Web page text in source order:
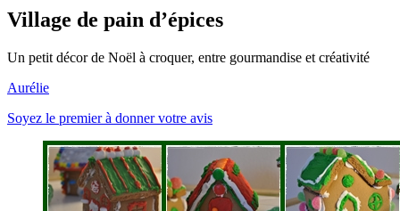
Village de pain d’épices
Un petit décor de Noël à croquer, entre gourmandise et créativité
Aurélie
Soyez le premier à donner votre avis